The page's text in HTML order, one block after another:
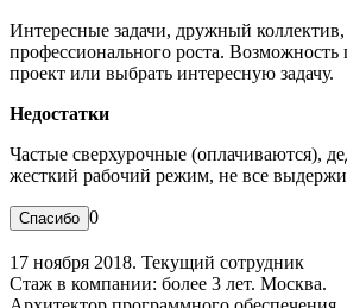
Интересные задачи, дружный
профессионального роста. Возможность
проект или выбрать интересную задачу.
Недостатки
Частые сверхурочные (оплачиваются),
жесткий рабочий режим, не все
0
17 ноября 2018. Текущий сотрудник
Стаж в компании: более 3 лет. Москва.